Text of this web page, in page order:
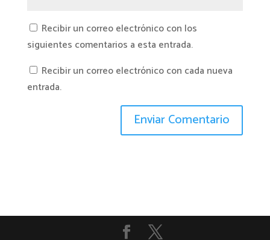
Recibir un correo electrónico con los
siguientes comentarios a esta entrada.
Recibir un correo electrónico con cada nueva
entrada.